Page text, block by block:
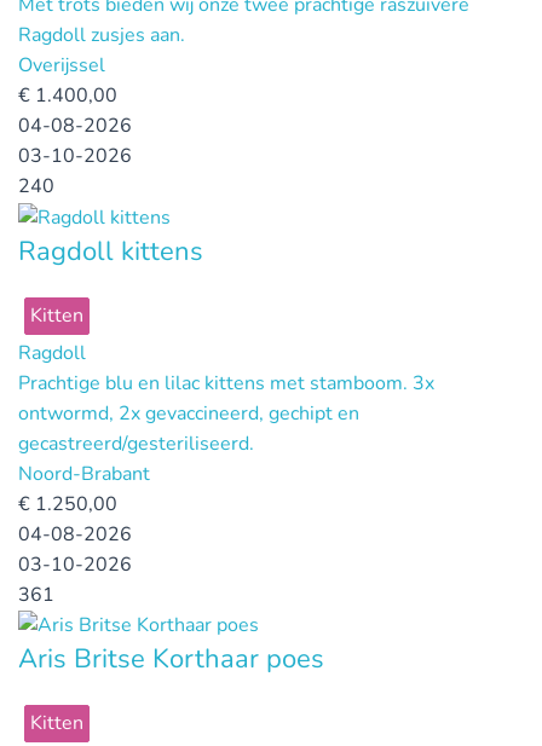
Ragdoll zusjes aan.
Overijssel
€ 1.400,00
04-08-2026
03-10-2026
240
Ragdoll kittens
Kitten
Ragdoll
Prachtige blu en lilac kittens met stamboom. 3x
ontwormd, 2x gevaccineerd, gechipt en
gecastreerd/gesteriliseerd.
Noord-Brabant
€ 1.250,00
04-08-2026
03-10-2026
361
Aris Britse Korthaar poes
Kitten